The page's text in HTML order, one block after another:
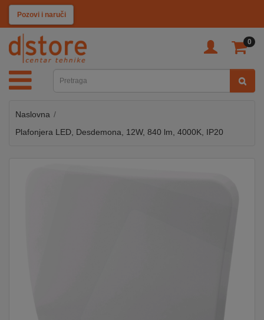
Pozovi i naruči
0
KATEGORIJE
TV
SAT
MOBILNI
UREĐAJI
Naslovna
Plafonjera LED, Desdemona, 12W, 840 lm, 4000K, IP20